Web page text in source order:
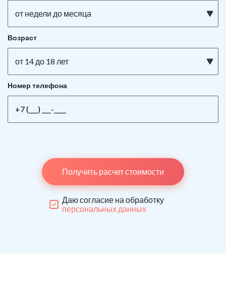
от недели до месяца
Возраст
от 14 до 18 лет
Номер телефона
Получить расчет стоимости
Даю согласие на обработку
персональных данных